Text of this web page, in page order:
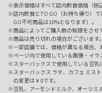
表示価格はすべて店内飲食価格（税
店内飲食とTO GO（お持ち帰り）
GO不可商品は10%となります）。
商品によってご購入数の制限をさせ
商品は売り切れの場合がございます。
一部店舗では、価格が異なる場合、
ページ内で使用している画像・イラ
スターバックスで使用している豆乳
スターバックス ラテ、カフェ ミス
の変更は￥0です。
豆乳、アーモンドミルク、オーツミ